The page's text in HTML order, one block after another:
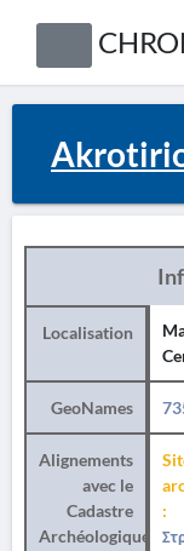
Localisation
GeoNames
Alignements
avec le
Cadastre
Archéologique
: